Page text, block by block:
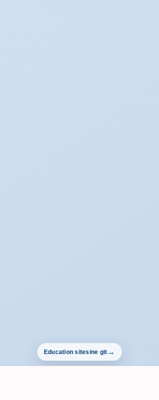
Education sitesine git